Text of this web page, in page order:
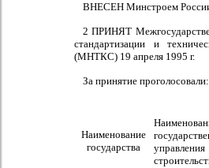
ВНЕСЕН Минстроем
2 ПРИНЯТ
стандартизации и
(МНТКС) 19 апреля 1995 г.
За принятие проголосовали:
Наименование
государства
управления